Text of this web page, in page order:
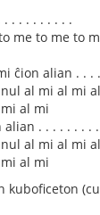
. . . . . . . . .
me to me to
ĉion alian . . .
al mi al mi
al mi
. . . . . . . .
al mi al mi
al mi
kuboficeton